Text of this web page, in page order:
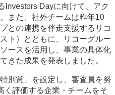
Investors Dayに向けて、アク
また、社外チームは昨年10
との連携を伴走支援するリコ
ト）とともに、リコーグルー
ースを活用し、事業の具体化
きた成果を発表しました。
別賞」を設定し、審査員を努
く評価する企業・チームをそ